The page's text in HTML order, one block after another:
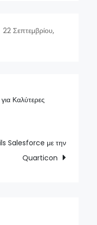
22 Σεπτεμβρίου,
Καλύτερες
Salesforce με την
Quarticon